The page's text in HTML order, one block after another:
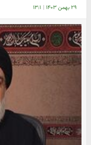
۲۹ بهمن ۱۴۰۳ | ۱۳:۱